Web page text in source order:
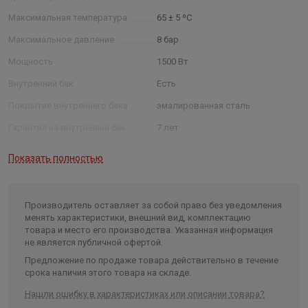
Дисплей,отображающий процесс нагрева горячей
воды.
Интуитивный пользовательский интерфейс для
потребностей пользователя.
Режим«Ручной настройки» - позволяет
Режим «FROST FREE» - автоматическое
отсутствия пользователя.
DIAMOND-QUALITY ЭМАЛЬ – ОПТИМАЛЬНАЯ
ЗАЩИТА ОТ КОРРОЗИИ
Рабочий бак покрыт эмалью с содержанием циркония – 100%
защита от электрохимической коррозии и дополнительные
антибактериальные свойства.
Максимальная температура 65 ± 5 ⁰C
Максимальное давление 8 бар
Мощность 1500 Вт
Внутренний бак Есть
эмалированная сталь
7 лет
элементы
Предохранительный клапан Есть
Защита от перегрева Есть
Анод/материал анода магниевый анод
Форма призма/узкий
Сетевой кабель Да
Показать полностью
Производитель оставляет за собой право без уведомления
менять характеристики, внешний вид, комплектацию
товара и место его производства. Указанная информация
не является публичной офертой.
Предложение по продаже товара действительно в течение
срока наличия этого товара на складе.
Нашли ошибку в характеристиках или описании товара?